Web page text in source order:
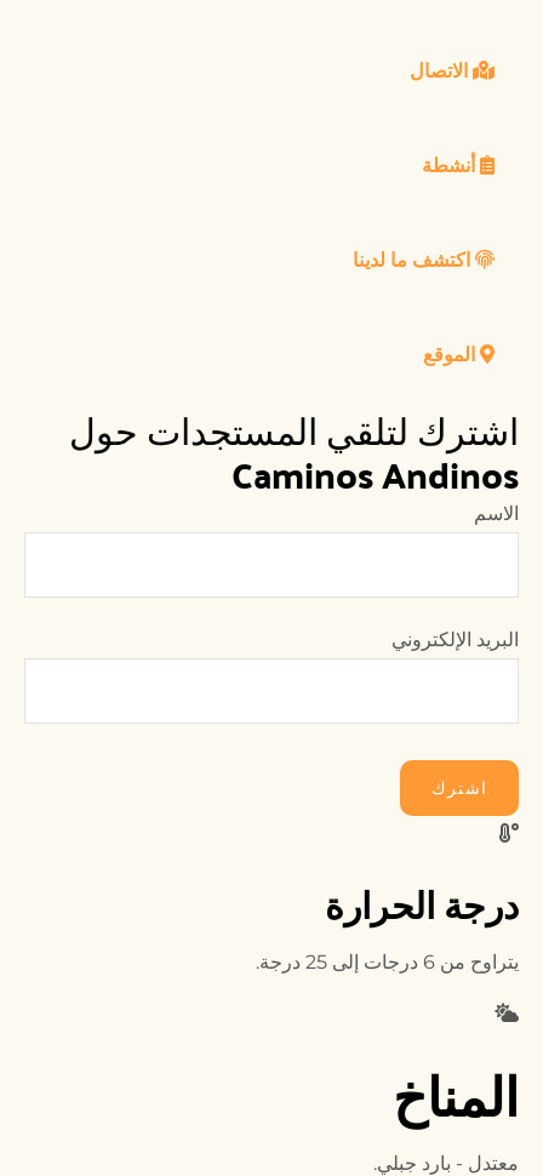
الاتصال
أنشطة
اكتشف ما لدينا
الموقع
اشترك لتلقي المستجدات حول
Caminos Andinos
الاسم
البريد الإلكتروني
اشترك
درجة الحرارة
يتراوح من 6 درجات إلى 25 درجة.
المناخ
معتدل - بارد جبلي.